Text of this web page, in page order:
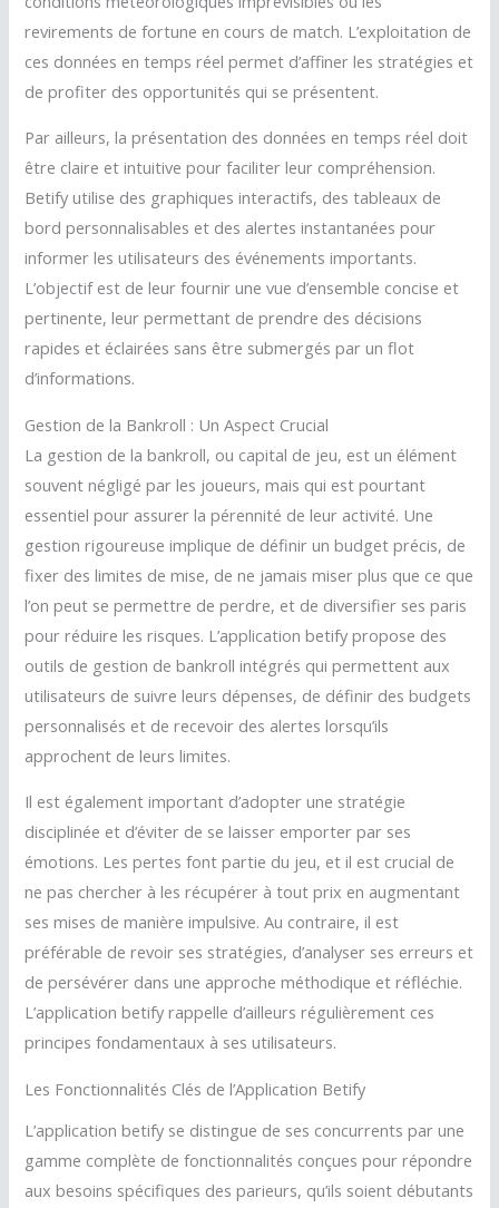
revirements de fortune en cours de match. L’exploitation de
ces données en temps réel permet d’affiner les stratégies et
de profiter des opportunités qui se présentent.
Par ailleurs, la présentation des données en temps réel doit
être claire et intuitive pour faciliter leur compréhension.
Betify utilise des graphiques interactifs, des tableaux de
bord personnalisables et des alertes instantanées pour
informer les utilisateurs des événements importants.
L’objectif est de leur fournir une vue d’ensemble concise et
pertinente, leur permettant de prendre des décisions
rapides et éclairées sans être submergés par un flot
d’informations.
Gestion de la Bankroll : Un Aspect Crucial
La gestion de la bankroll, ou capital de jeu, est un élément
souvent négligé par les joueurs, mais qui est pourtant
essentiel pour assurer la pérennité de leur activité. Une
gestion rigoureuse implique de définir un budget précis, de
fixer des limites de mise, de ne jamais miser plus que ce que
l’on peut se permettre de perdre, et de diversifier ses paris
pour réduire les risques. L’application betify propose des
outils de gestion de bankroll intégrés qui permettent aux
utilisateurs de suivre leurs dépenses, de définir des budgets
personnalisés et de recevoir des alertes lorsqu’ils
approchent de leurs limites.
Il est également important d’adopter une stratégie
disciplinée et d’éviter de se laisser emporter par ses
émotions. Les pertes font partie du jeu, et il est crucial de
ne pas chercher à les récupérer à tout prix en augmentant
ses mises de manière impulsive. Au contraire, il est
préférable de revoir ses stratégies, d’analyser ses erreurs et
de persévérer dans une approche méthodique et réfléchie.
L’application betify rappelle d’ailleurs régulièrement ces
principes fondamentaux à ses utilisateurs.
Les Fonctionnalités Clés de l’Application Betify
L’application betify se distingue de ses concurrents par une
gamme complète de fonctionnalités conçues pour répondre
aux besoins spécifiques des parieurs, qu’ils soient débutants